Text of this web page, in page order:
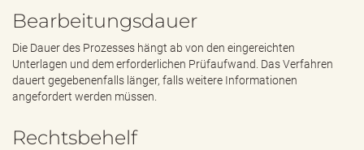
Bearbeitungsdauer
Die Dauer des Prozesses hängt ab von den eingereichten
Unterlagen und dem erforderlichen Prüfaufwand. Das Verfahren
dauert gegebenenfalls länger, falls weitere Informationen
angefordert werden müssen.
Rechtsbehelf